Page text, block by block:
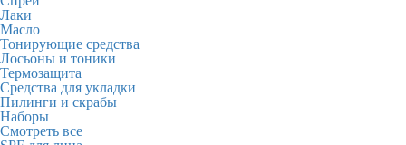
Лаки
Масло
Тонирующие средства
Лосьоны и тоники
Термозащита
Средства для укладки
Пилинги и скрабы
Наборы
Смотреть все